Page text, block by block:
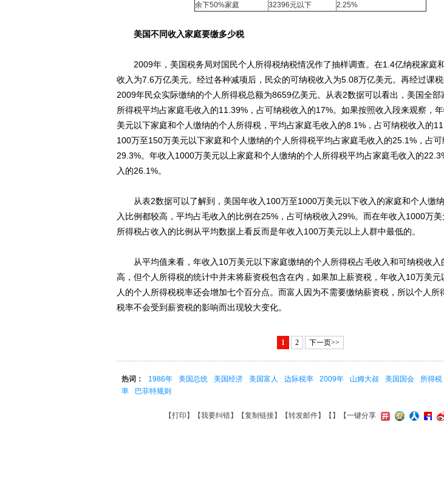
余下50%家庭
32396元以下 2.25%
美国不同收入家庭要缴多少税
2009年，美国税务局对国民个人所得税纳税情况作了抽样调查。在1.4亿纳税家庭
收入为7.6万亿美元。经过各种减项后，民众的可纳税收入为5.08万亿美元。再经过课税
2009年民众实际缴纳的个人所得税总额为8659亿美元。从表2数据可以看出，美国全部
所得税平均占家庭毛收入的11.39%，占可纳税收入的17%。如果按照收入段来观察，
美元以下家庭和个人缴纳的个人所得税，平均占家庭毛收入的8.1%，占可纳税收入的
100万至150万美元以下家庭和个人缴纳的个人所得税平均占家庭毛收入的25.1%，占可
29.3%。年收入1000万美元以上家庭和个人缴纳的个人所得税平均占家庭毛收入的
入的26.1%。
从表2数据可以了解到，美国年收入100万至1000万美元以下收入的家庭和个人缴
入比例都较高，平均占毛收入的比例在25%，占可纳税收入29%。而在年收入1000万美
所得税占收入的比例从平均数据上看反而是年收入100万美元以上人群中最低的。
从平均值来看，年收入10万美元以下家庭缴纳的个人所得税占毛收入和可纳税收入
高，但个人所得税的统计中并未将薪资税包含在内，如果加上薪资税，年收入10万美元
人的个人所得税税率还会增加七个百分点。而富人因为不需要缴纳薪资税，所以个人所
税率不会受到薪资税的影响而出现较大变化。
1 2 下一页>>
热词： 1986年 美国总统 美国经济 美国富人 边际税率 2009年 山姆大叔 美国国会
所得税
率
巴菲特规则
【打印 】【我要纠错】【复制链接】【转发邮件】【 】 【一键分享